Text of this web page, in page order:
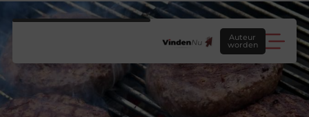
Auteur
worden